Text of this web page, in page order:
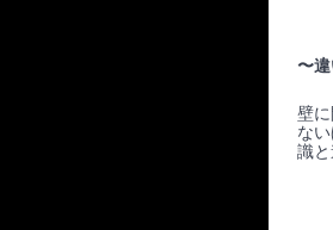
〜
壁
な
識と